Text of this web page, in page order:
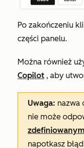
Po zakończeniu
części panelu.
Można również
Copilot , aby
Uwaga: nazwa
nie może
napotkasz